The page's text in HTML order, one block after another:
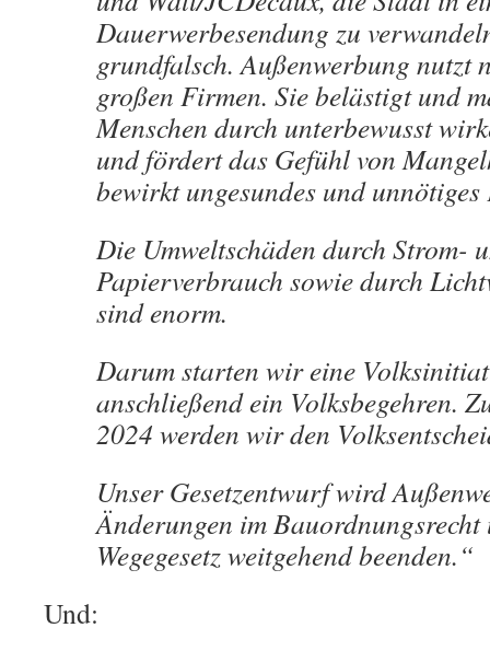
Dauerwerbesendung zu
grundfalsch. Außenwerbung nutzt
großen Firmen. Sie belästigt und
Menschen durch unterbewusst
und fördert das Gefühl von
bewirkt ungesundes und
Die Umweltschäden durch Strom-
Papierverbrauch sowie durch
sind enorm.
Darum starten wir eine
anschließend ein Volksbegehren.
2024 werden wir den
Unser Gesetzentwurf wird
Änderungen im Bauordnungsrecht
Wegegesetz weitgehend beenden.“
Und: